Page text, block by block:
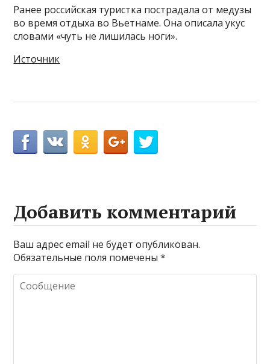
Ранее российская туристка пострадала от медузы
во время отдыха во Вьетнаме. Она описала укус
словами «чуть не лишилась ноги».
Источник
Добавить комментарий
Ваш адрес email не будет опубликован.
Обязательные поля помечены*